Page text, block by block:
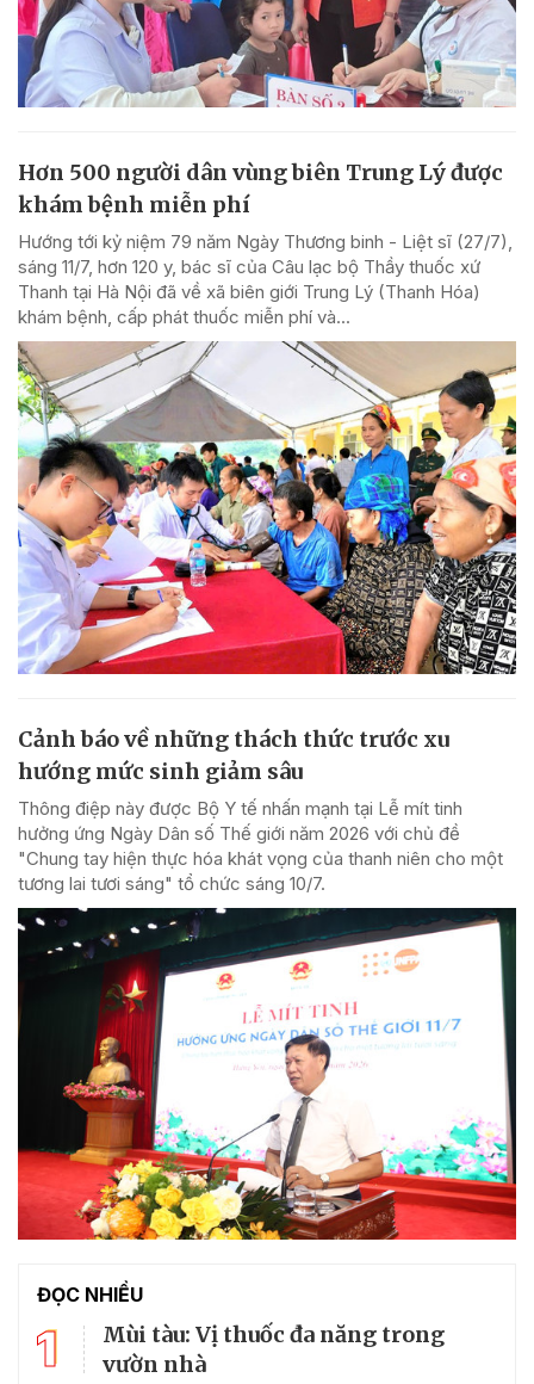
Hơn 500 người dân vùng biên Trung Lý được
khám bệnh miễn phí
Hướng tới kỷ niệm 79 năm Ngày Thương binh - Liệt sĩ (27/7),
sáng 11/7, hơn 120 y, bác sĩ của Câu lạc bộ Thầy thuốc xứ
Thanh tại Hà Nội đã về xã biên giới Trung Lý (Thanh Hóa)
khám bệnh, cấp phát thuốc miễn phí và...
Cảnh báo về những thách thức trước xu
hướng mức sinh giảm sâu
Thông điệp này được Bộ Y tế nhấn mạnh tại Lễ mít tinh
hưởng ứng Ngày Dân số Thế giới năm 2026 với chủ đề
"Chung tay hiện thực hóa khát vọng của thanh niên cho một
tương lai tươi sáng" tổ chức sáng 10/7.
ĐỌC NHIỀU
1
Mùi tàu: Vị thuốc đa năng trong
vườn nhà